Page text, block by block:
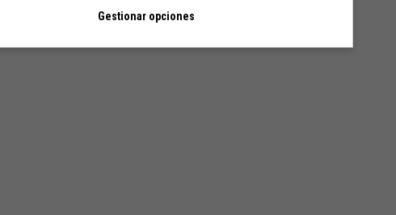
Gestionar opciones